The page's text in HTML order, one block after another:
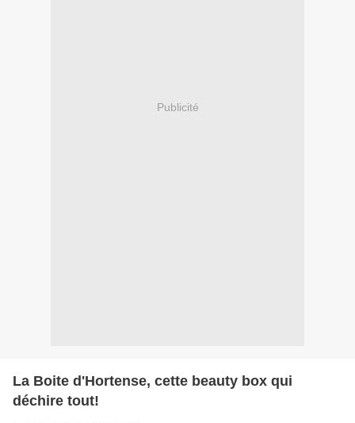
Publicité
La Boite d'Hortense, cette beauty box qui
déchire tout!